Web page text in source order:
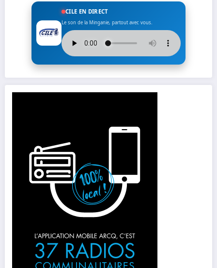
CILE EN DIRECT
Le son de la Minganie, partout avec vous.